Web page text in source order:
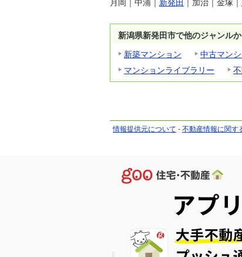
月岡 ｜ 中浦 ｜ 新発田 ｜ 加治 ｜ 金塚 ｜
新潟県新発田市で他のジャンル
新築マンション
中古マン
マンションライブラリー
情報提供元について - 不動産情報に関す